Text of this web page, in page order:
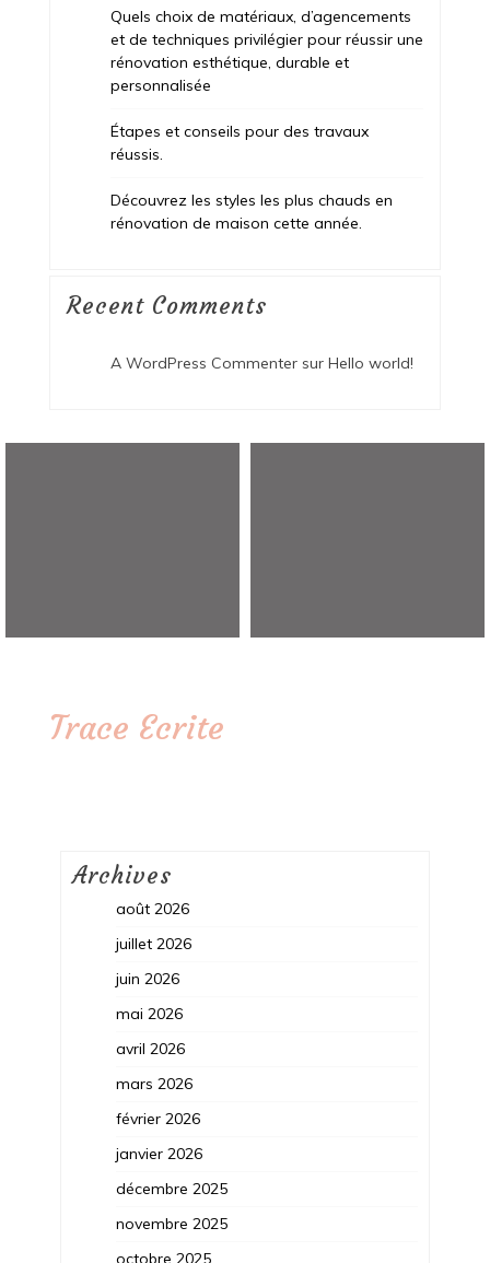
Quels choix de matériaux, d’agencements
et de techniques privilégier pour réussir une
rénovation esthétique, durable et
personnalisée
Étapes et conseils pour des travaux
réussis.
Découvrez les styles les plus chauds en
rénovation de maison cette année.
Recent Comments
A WordPress Commentersur Hello world!
Trace Ecrite
Archives
août 2026
juillet 2026
juin 2026
mai 2026
avril 2026
mars 2026
février 2026
janvier 2026
décembre 2025
novembre 2025
octobre 2025